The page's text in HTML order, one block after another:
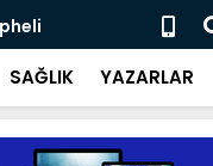
Yusuf
için çalışıyoruz”
SAĞLIK YAZARLAR